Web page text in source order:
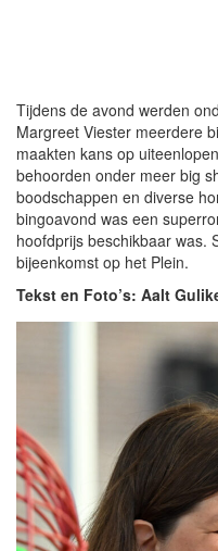
Tijdens de avond werden
Margreet Viester meerdere
maakten kans op
behoorden onder meer big
boodschappen en diverse
bingoavond was een
hoofdprijs beschikbaar was.
bijeenkomst op het Plein.
Tekst en Foto’s: Aalt